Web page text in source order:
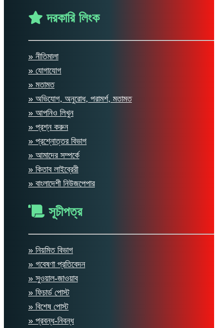
দরকারি লিংক
» নীতিমালা
» যোগাযোগ
» মতামত
» অভিযোগ, অনুরোধ, পরামর্শ, মতামত
» আপনিও লিখুন
» প্রশ্ন করুন
» প্রশ্নোত্তর বিভাগ
» আমাদের সম্পর্কে
» কিতাব লাইব্রেরী
» বাংলাদেশী নিউজপেপার
সূচীপত্র
» নিয়মিত বিভাগ
» গবেষণা প্রতিবেদন
» সুওয়াল-জাওয়াব
» ফিচার্ড পোস্ট
» বিশেষ পোস্ট
» প্রবন্ধ-নিবন্ধ